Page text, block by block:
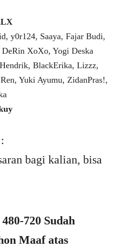
y0r124, Saaya, Fajar Budi,
XoXo, Yogi Deska
BlackErika, Lizzz,
Yuki Ayumu, ZidanPras!,
bagi kalian, bisa
720 Sudah
Maaf atas